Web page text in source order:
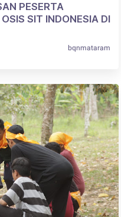
PESERTA
SIT INDONESIA DI
bqnmataram